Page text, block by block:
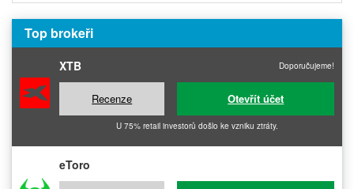
Top brokeři
XTB Doporučujeme!
Recenze Otevřít účet
U 75% retail investorů došlo ke vzniku ztráty.
eToro